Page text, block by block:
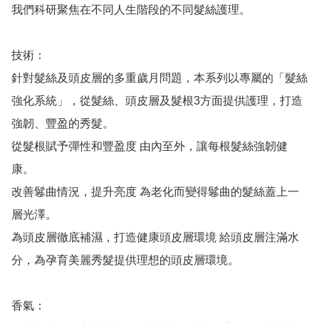
我們科研聚焦在不同人生階段的不同髮絲護理。
技術：
針對髮絲及頭皮層的多重歲月問題，本系列以專屬的「髮絲
強化系統」，從髮絲、頭皮層及髮根3方面提供護理，打造
強韌、豐盈的秀髮。
從髮根賦予彈性和豐盈度 由內至外，讓每根髮絲強韌健
康。
改善鬈曲情況，提升亮度 為老化而變得鬈曲的髮絲蓋上一
層光澤。
為頭皮層徹底補濕，打造健康頭皮層環境 給頭皮層注滿水
分，為孕育美麗秀髮提供理想的頭皮層環境。
香氣：